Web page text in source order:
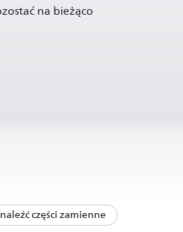
na bieżąco
części zamienne